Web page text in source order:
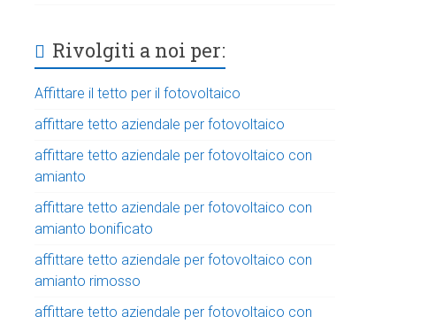
Rivolgiti a noi per:
Affittare il tetto per il fotovoltaico
affittare tetto aziendale per fotovoltaico
affittare tetto aziendale per fotovoltaico con
amianto
affittare tetto aziendale per fotovoltaico con
amianto bonificato
affittare tetto aziendale per fotovoltaico con
amianto rimosso
affittare tetto aziendale per fotovoltaico con